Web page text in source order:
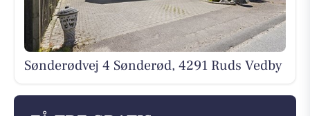
Sønderødvej 4 Sønderød, 4291 Ruds Vedby